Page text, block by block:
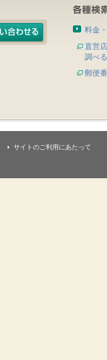
料金
直営
調べる
郵便
サイトのご利用にあたって